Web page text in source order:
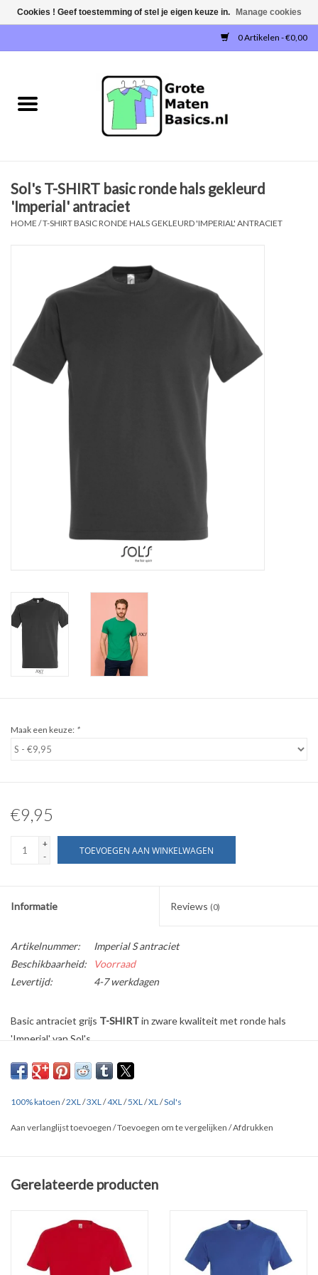
0 Artikelen - €0,00
NIEUW!
SWEATERS / SWEATVESTEN
POLOSHIRTS
SINGLETS
OVERHEMDEN
ONDERGOED
BODYWARMERS
JACKS / JASSEN
WERKKLEDING
OVERIG
Sol's T-SHIRT basic ronde hals gekleurd
'Imperial' antraciet
HOME /T-SHIRT BASIC RONDE HALS GEKLEURD 'IMPERIAL' ANTRACIET
Maak een keuze: *
€9,95
+
-
TOEVOEGEN AAN WINKELWAGEN
Informatie Reviews (0)
Artikelnummer:
Imperial S antraciet
Beschikbaarheid:
Voorraad
Levertijd:
4-7 werkdagen
Basic antraciet grijs T-SHIRTin zware kwaliteit met ronde hals
'Imperial' van Sol's.
Verkrijgbaar in15 kleurenin de maten
Gemaakt van 100% heavy jersey half gekamd katoen (190 gr. p/m)
Versterkte nek- en schoudernaden.
KlikHIERenHIERvoor uitgebreide maten tabellen van alle merken.
100% katoen /2XL/3XL/4XL/5XL/XL/Sol's
Aan verlanglijst toevoegen /Toevoegen om te vergelijken /Afdrukken
Gerelateerde producten
Cookies ! Geef toestemming of stel je eigen keuze in. Manage cookies